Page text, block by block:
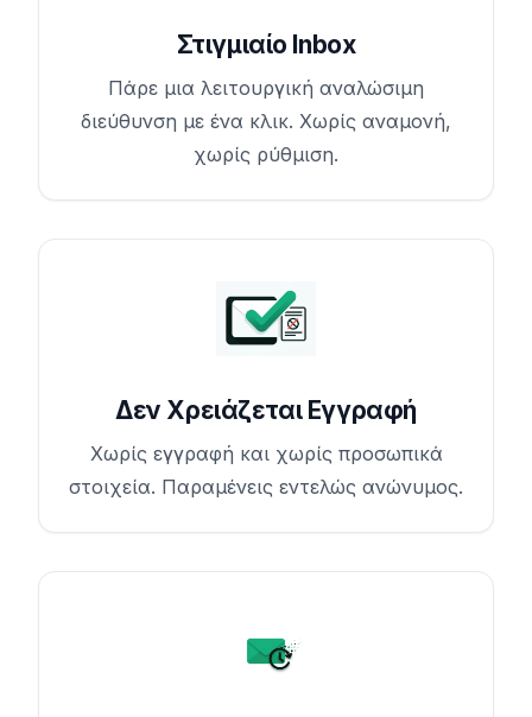
Στιγμιαίο Inbox
Πάρε μια λειτουργική αναλώσιμη
διεύθυνση με ένα κλικ. Χωρίς αναμονή,
χωρίς ρύθμιση.
Δεν Χρειάζεται Εγγραφή
Χωρίς εγγραφή και χωρίς προσωπικά
στοιχεία. Παραμένεις εντελώς ανώνυμος.